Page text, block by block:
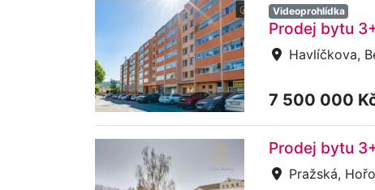
Videoprohlídka
Prodej bytu
Havlíčkova,
7 500 000
Prodej bytu
Pražská,